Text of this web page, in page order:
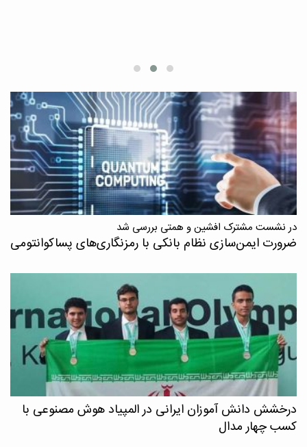
در نشست مشترک افشین و همتی بررسی شد
ضرورت ایمن‌سازی نظام بانکی با رمزنگاری‌های پسا‌کوانتومی
درخشش دانش آموزان ایرانی در المپیاد هوش مصنوعی با
کسب چهار مدال